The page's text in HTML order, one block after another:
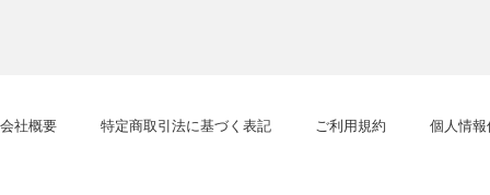
会社概要 特定商取引法に基づく表記 ご利用規約 個人情